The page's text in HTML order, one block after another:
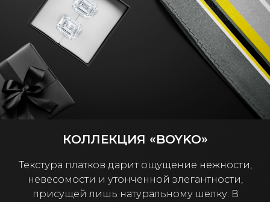
Текстура платков дарит ощущение нежности,
невесомости и утонченной элегантности,
присущей лишь натуральному шелку. В
КОЛЛЕКЦИЯ «BOYKO»